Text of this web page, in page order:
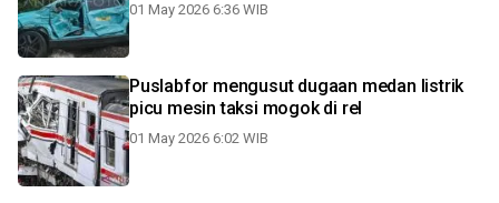
01 May 2026 6:36 WIB
Puslabfor mengusut dugaan medan listrik
picu mesin taksi mogok di rel
01 May 2026 6:02 WIB